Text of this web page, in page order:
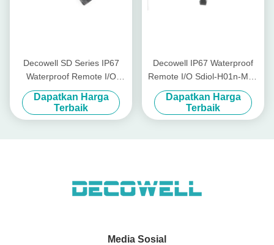
Decowell SD Series IP67
Waterproof Remote I/O
Module Untuk Industrial Plc
Dapatkan Harga
Terbaik
Decowell IP67 Waterproof
Remote I/O Sdiol-H01n-M12
Io-Link Slave Module SDIOL-
H01N-M12
Dapatkan Harga
Terbaik
Media Sosial